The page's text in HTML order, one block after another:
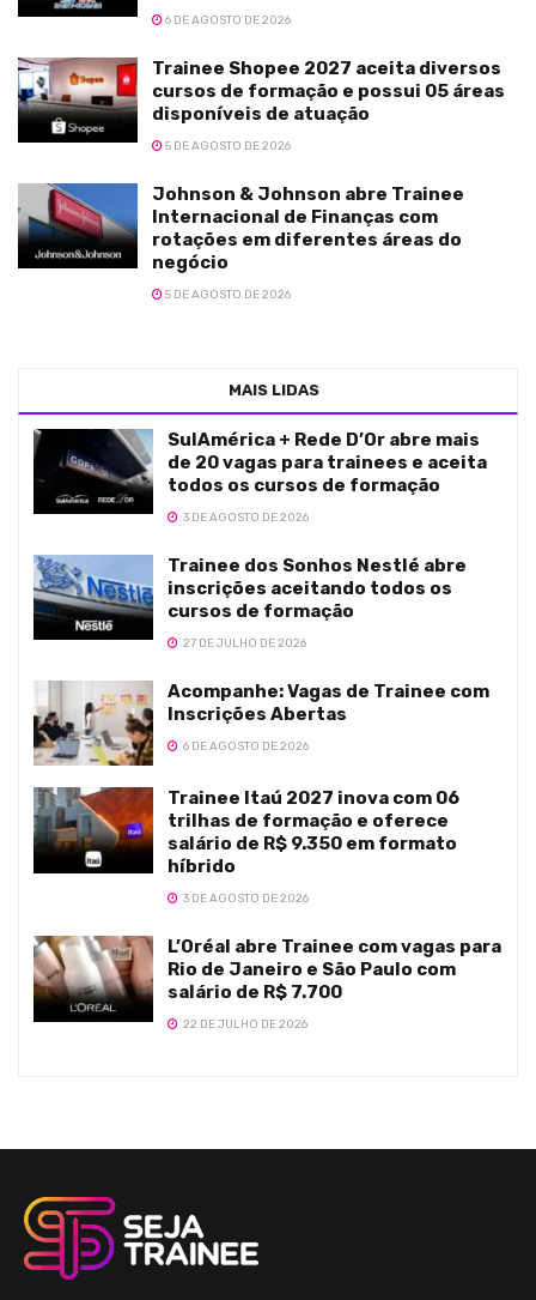
6 DE AGOSTO DE 2026
Trainee Shopee 2027 aceita diversos
cursos de formação e possui 05 áreas
disponíveis de atuação
5 DE AGOSTO DE 2026
Johnson & Johnson abre Trainee
Internacional de Finanças com
rotações em diferentes áreas do
negócio
5 DE AGOSTO DE 2026
MAIS LIDAS
SulAmérica + Rede D’Or abre mais
de 20 vagas para trainees e aceita
todos os cursos de formação
3 DE AGOSTO DE 2026
Trainee dos Sonhos Nestlé abre
inscrições aceitando todos os
cursos de formação
27 DE JULHO DE 2026
Acompanhe: Vagas de Trainee com
Inscrições Abertas
6 DE AGOSTO DE 2026
Trainee Itaú 2027 inova com 06
trilhas de formação e oferece
salário de R$ 9.350 em formato
híbrido
3 DE AGOSTO DE 2026
L’Oréal abre Trainee com vagas para
Rio de Janeiro e São Paulo com
salário de R$ 7.700
22 DE JULHO DE 2026